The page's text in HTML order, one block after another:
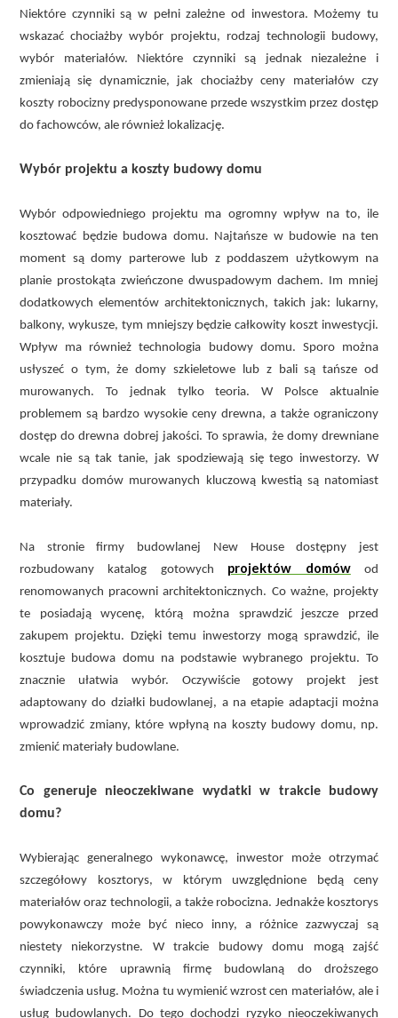
Niektóre czynniki są w pełni zależne od inwestora. Możemy tu
wskazać chociażby wybór projektu, rodzaj technologii budowy,
wybór materiałów. Niektóre czynniki są jednak niezależne i
zmieniają się dynamicznie, jak chociażby ceny materiałów czy
koszty robocizny predysponowane przede wszystkim przez dostęp
do fachowców, ale również lokalizację.
Wybór projektu a koszty budowy domu
Wybór odpowiedniego projektu ma ogromny wpływ na to, ile
kosztować będzie budowa domu. Najtańsze w budowie na ten
moment są domy parterowe lub z poddaszem użytkowym na
planie prostokąta zwieńczone dwuspadowym dachem. Im mniej
dodatkowych elementów architektonicznych, takich jak: lukarny,
balkony, wykusze, tym mniejszy będzie całkowity koszt inwestycji.
Wpływ ma również technologia budowy domu. Sporo można
usłyszeć o tym, że domy szkieletowe lub z bali są tańsze od
murowanych. To jednak tylko teoria. W Polsce aktualnie
problemem są bardzo wysokie ceny drewna, a także ograniczony
dostęp do drewna dobrej jakości. To sprawia, że domy drewniane
wcale nie są tak tanie, jak spodziewają się tego inwestorzy. W
przypadku domów murowanych kluczową kwestią są natomiast
materiały.
Na stronie firmy budowlanej New House dostępny jest
rozbudowany katalog gotowych projektów domów
od
renomowanych pracowni architektonicznych. Co ważne, projekty
te posiadają wycenę, którą można sprawdzić jeszcze przed
zakupem projektu. Dzięki temu inwestorzy mogą sprawdzić, ile
kosztuje budowa domu na podstawie wybranego projektu. To
znacznie ułatwia wybór. Oczywiście gotowy projekt jest
adaptowany do działki budowlanej, a na etapie adaptacji można
wprowadzić zmiany, które wpłyną na koszty budowy domu, np.
zmienić materiały budowlane.
Co generuje nieoczekiwane wydatki w trakcie budowy
domu?
Wybierając generalnego wykonawcę, inwestor może otrzymać
szczegółowy kosztorys, w którym uwzględnione będą ceny
materiałów oraz technologii, a także robocizna. Jednakże kosztorys
powykonawczy może być nieco inny, a różnice zazwyczaj są
niestety niekorzystne. W trakcie budowy domu mogą zajść
czynniki, które uprawnią firmę budowlaną do droższego
świadczenia usług. Można tu wymienić wzrost cen materiałów, ale i
usług budowlanych. Do tego dochodzi ryzyko nieoczekiwanych